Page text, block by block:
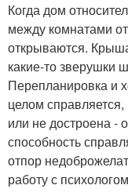
Когда дом
между комнатами
открываются.
какие-то зверушки
Перепланировка и
целом
или не достроена -
способность
отпор
работу с